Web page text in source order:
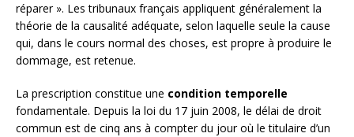
réparer ». Les tribunaux français appliquent généralement la
théorie de la causalité adéquate, selon laquelle seule la cause
qui, dans le cours normal des choses, est propre à produire le
dommage, est retenue.
La prescription constitue une condition temporelle
fondamentale. Depuis la loi du 17 juin 2008, le délai de droit
commun est de cinq ans à compter du jour où le titulaire d’un